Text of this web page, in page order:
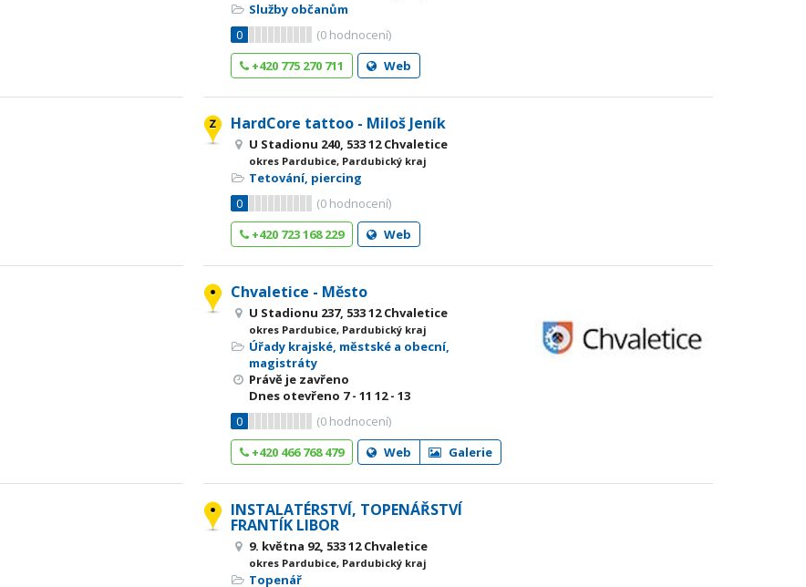
Služby občanům
0
(0 hodnocení)
+420 775 270 711
Web
HardCore tattoo - Miloš Jeník
U Stadionu 240, 533 12 Chvaletice
okres Pardubice, Pardubický kraj
Tetování, piercing
0
(0 hodnocení)
+420 723 168 229
Web
Chvaletice - Město
U Stadionu 237, 533 12 Chvaletice
okres Pardubice, Pardubický kraj
Úřady krajské, městské a obecní,
magistráty
Právě je zavřeno
Dnes otevřeno 7 - 11 12 - 13
0
(0 hodnocení)
+420 466 768 479
Web Galerie
INSTALATÉRSTVÍ, TOPENÁŘSTVÍ
FRANTÍK LIBOR
9. května 92, 533 12 Chvaletice
okres Pardubice, Pardubický kraj
Topenář